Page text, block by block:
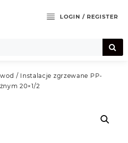
LOGIN / REGISTER
/ Instalacje zgrzewane PP-
20×1/2